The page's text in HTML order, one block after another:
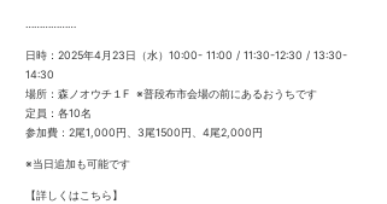
日時：2025年4月23日（水）10:00- 11:00 / 11:30-12:30 / 13:30-
14:30
場所：森ノオウチ１F ※普段布市会場の前にあるおうちです
定員：各10名
参加費：2尾1,000円、3尾1500円、4尾2,000円
※当日追加も可能です
【詳しくはこちら】